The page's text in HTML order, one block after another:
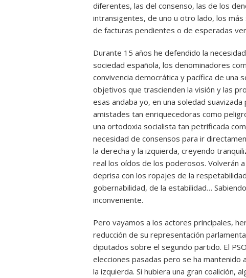
diferentes, las del consenso, las de los
intransigentes, de uno u otro lado, los
de facturas pendientes o de esperadas
Durante 15 años he defendido la
sociedad española, los denominadores
convivencia democrática y pacífica de una
objetivos que trascienden la visión y las
esas andaba yo, en una soledad
amistades tan enriquecedoras como
una ortodoxia socialista tan petrificada
necesidad de consensos para ir
la derecha y la izquierda, creyendo
real los oídos de los poderosos. Volverán
deprisa con los ropajes de la
gobernabilidad, de la estabilidad…
inconveniente.
Pero vayamos a los actores principales,
reducción de su representación
diputados sobre el segundo partido. El
elecciones pasadas pero se ha mantenido
la izquierda. Si hubiera una gran coalición,